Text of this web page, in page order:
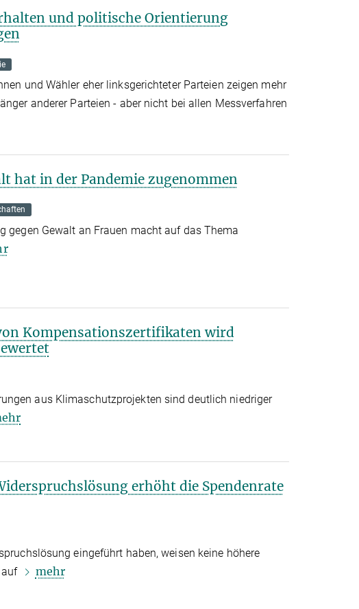
und politische Orientierung
und Wähler eher linksgerichteter Parteien zeigen mehr
anderer Parteien - aber nicht bei allen Messverfahren
hat in der Pandemie zugenommen
gegen Gewalt an Frauen macht auf das Thema
Kompensationszertifikaten wird
aus Klimaschutzprojekten sind deutlich niedriger
erhöht die Spendenrate
eingeführt haben, weisen keine höhere
auf
mehr